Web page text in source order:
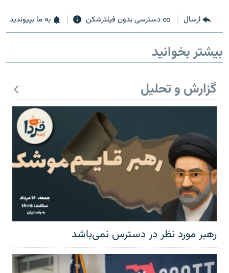
زبان‌های دیگر
ارسال دسترسی بدون فیلترشکن به ما بپیوندید
بیشتر بخوانید
گزارش و تحلیل
رهبر مورد نظر در دسترس نمی‌باشد